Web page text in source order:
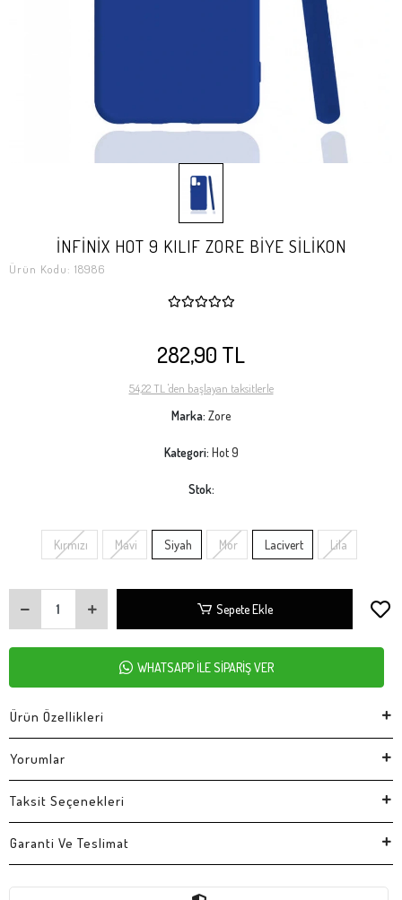
İNFİNİX HOT 9 KILIF ZORE BİYE SİLİKON
Ürün Kodu: 18986
282,90 TL
54,22 TL 'den başlayan taksitlerle
Marka: Zore
Kategori: Hot 9
Stok:
Kırmızı Mavi Siyah Mor Lacivert Lila
Sepete Ekle
WHATSAPP İLE SİPARİŞ VER
Ürün Özellikleri
Yorumlar
Taksit Seçenekleri
Garanti Ve Teslimat